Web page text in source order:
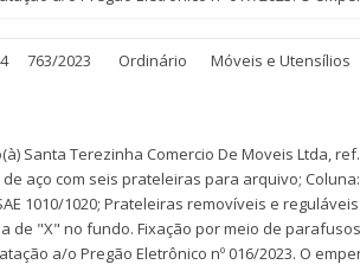
763/2023 Ordinário Móveis e Utensílios
Santa Terezinha Comercio De Moveis Ltda,
aço com seis prateleiras para arquivo;
1010/1020; Prateleiras removíveis e
de "X" no fundo. Fixação por meio de
a/o Pregão Eletrônico nº 016/2023. O